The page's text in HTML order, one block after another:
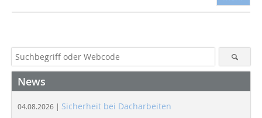
News
04.08.2026 | Sicherheit bei Dacharbeiten